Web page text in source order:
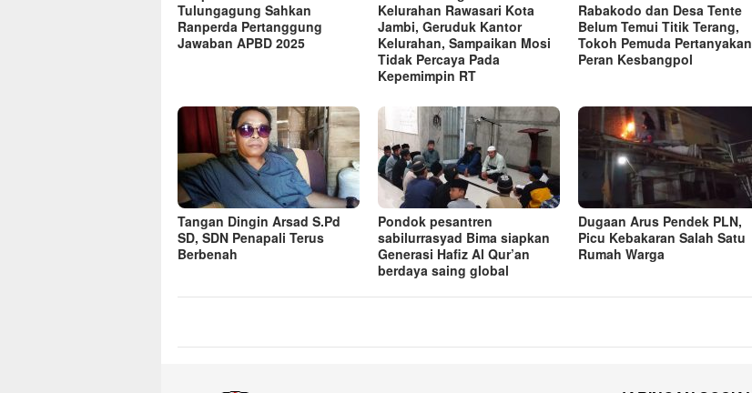
Tulungagung Sahkan
Ranperda Pertanggung
Jawaban APBD 2025
Kelurahan Rawasari Kota
Jambi, Geruduk Kantor
Kelurahan, Sampaikan Mosi
Tidak Percaya Pada
Kepemimpin RT
Rabakodo dan Desa Tente
Belum Temui Titik Terang,
Tokoh Pemuda Pertanyakan
Peran Kesbangpol
Tangan Dingin Arsad S.Pd
SD, SDN Penapali Terus
Berbenah
Pondok pesantren
sabilurrasyad Bima siapkan
Generasi Hafiz Al Qur’an
berdaya saing global
Dugaan Arus Pendek PLN,
Picu Kebakaran Salah Satu
Rumah Warga